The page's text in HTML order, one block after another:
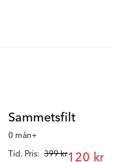
Sammetsfilt
0 mån+
Tid. Pris: 399 kr120 kr